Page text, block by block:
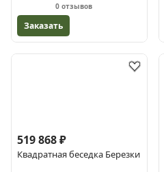
0 отзывов
Заказать
519 868 ₽
Квадратная беседка Березки